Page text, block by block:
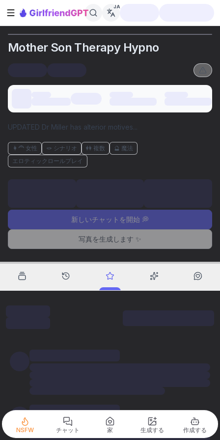
サイドバーを開く
JA
Mother Son Therapy Hypno
UPDATED Dr Miller has alterior motives...
👩‍🦰 女性 🪢 シナリオ 👭 複数
🔮 魔法
エロティックロールプレイ
新しいチャットを開始 💭
写真を生成します ✨
NSFW チャット 家 生成する 作成する